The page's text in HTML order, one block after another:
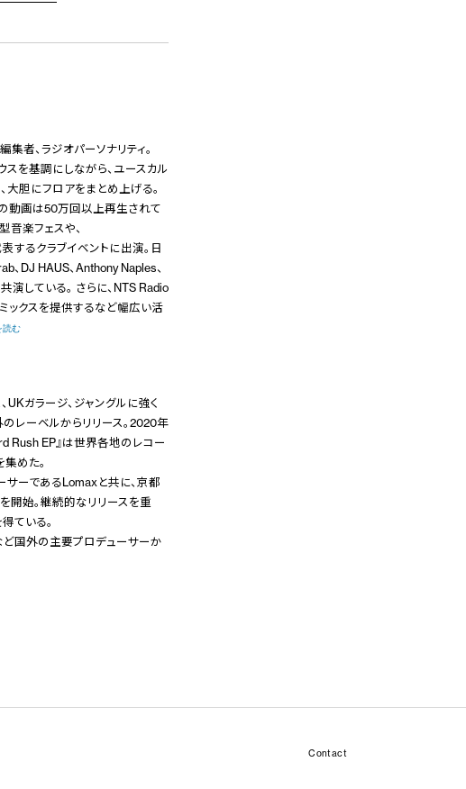
者、ラジオパーソナリティ。
スを基調にしながら、ユースカル
大胆にフロアをまとめ上げる。
動画は50万回以上再生されて
音楽フェスや、
するクラブイベントに出演。日
、DJ HAUS、Anthony Naples、
演している。 さらに、NTS Radio
ックスを提供するなど幅広い活
読む
ガラージ、ジャングルに強く
レーベルからリリース。2020年
Rush EP』は世界各地のレコー
めた。
サーであるLomaxと共に、京都
開始。継続的なリリースを重
ている。
ど国外の主要プロデューサーか
Contact